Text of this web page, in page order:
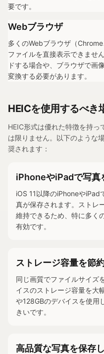
要です。
Webブラウザ
多くのWebブラウザ（
ファイルを直接表示できませ
ドする場合や、ブラウザで画
変換する必要があります。
HEICを使用するべき
HEIC形式は優れた特徴を持っ
は限りません。以下のような
奨されます：
iPhoneやiPadで写真
iOS 11以降のiPhoneやiPad
真が保存されます。ストレ
維持できるため、特に多く
有効です。
ストレージ容量を節
同じ画質でファイルサイズ
イスのストレージ容量を大
や128GBのデバイスを使用
きいです。
高品質な写真を保存